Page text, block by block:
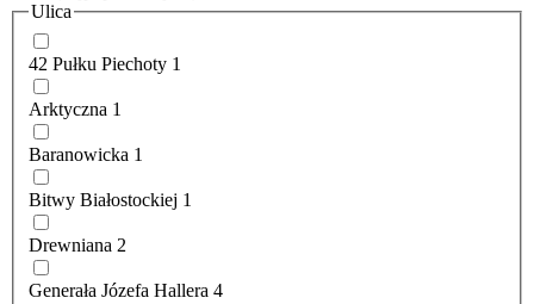
Ulica
42 Pułku Piechoty 1
Arktyczna 1
Baranowicka 1
Bitwy Białostockiej 1
Drewniana 2
Generała Józefa Hallera 4